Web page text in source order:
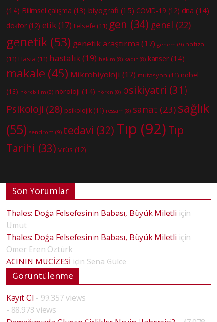
(14) Bilimsel çalışma (13) biyografi (15) COVID-19 (12) dna (14)
doktor (12) etik(17) Felsefe (11) gen (34) genel (22)
genetik (53) genetik araştırma (17) genom (9) hafıza
(11) Hasta (11) hastalık(19) hekim (8) kadın (8) kanser (14)
makale (45) Mikrobiyoloji (17) mutasyon (11) nobel
(13) nörobilim (8) nöroloji (14) nöron (8) psikiyatri (31)
Psikoloji (28) psikolojik (11) ressam (8) sanat (23) sağlık
(55) sendrom (9) tedavi (32) Tıp (92) Tıp
Tarihi (33) virüs (12)
Son Yorumlar
Thales: Doğa Felsefesinin Babası, Büyük Miletli için
Umut
Thales: Doğa Felsefesinin Babası, Büyük Miletli için
Ömer Eren Öztürk
ACININ MUCİZESİ için Sena Gülce
Görüntülenme
Kayıt Ol - 99.357 views
- 88.978 views